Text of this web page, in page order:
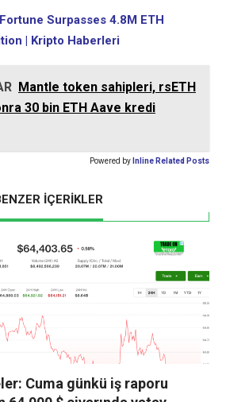
Surpasses 4.8M ETH
| Kripto Haberleri
Mantle token sahipleri, rsETH
30 bin ETH Aave kredi
Powered by Inline Related Posts
İÇERİKLER
Cuma günkü iş raporu